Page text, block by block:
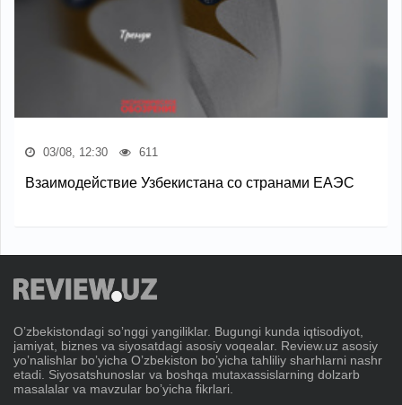
03/08, 12:30 611
Взаимодействие Узбекистана со странами ЕАЭС
Oʼzbekistondagi soʼnggi yangiliklar. Bugungi kunda iqtisodiyot,
jamiyat, biznes va siyosatdagi asosiy voqealar. Review.uz asosiy
yoʼnalishlar boʼyicha Oʼzbekiston boʼyicha tahliliy sharhlarni nashr
etadi. Siyosatshunoslar va boshqa mutaxassislarning dolzarb
masalalar va mavzular boʼyicha fikrlari.